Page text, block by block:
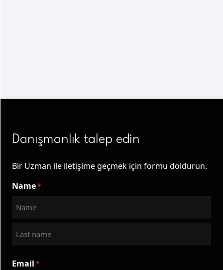
Danışmanlık talep edin
Bir Uzman ile iletişime geçmek için formu doldurun.
Name*
Email *